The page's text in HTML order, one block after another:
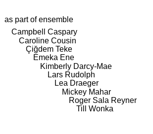
as part of ensemble
Campbell Caspary
Caroline Cousin
Çiğdem Teke
Emeka Ene
Kimberly Darcy-Mae
Lars Rudolph
Lea Draeger
Mickey Mahar
Roger Sala Reyner
Till Wonka